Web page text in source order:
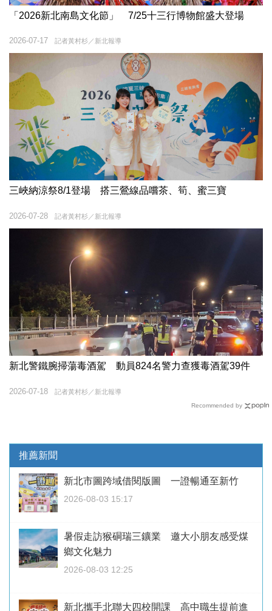
「2026新北南島文化節」 7/25十三行博物館盛大登場
記者黃村杉／新北報導
2026-07-17
三峽納涼祭8/1登場 搭三鶯線品嚐茶、筍、蜜三寶
記者黃村杉／新北報導
2026-07-28
新北警鐵腕掃蕩毒酒駕 動員824名警力查獲毒酒駕39件
記者黃村杉／新北報導
2026-07-18
Recommended by
推薦新聞
新北市圖跨域借閱版圖 一證暢通至新竹
2026-08-03 15:17
暑假走訪猴硐瑞三鑛業 邀大小朋友感受煤
鄉文化魅力
2026-08-03 12:25
新北攜手北聯大四校開課 高中職生提前進